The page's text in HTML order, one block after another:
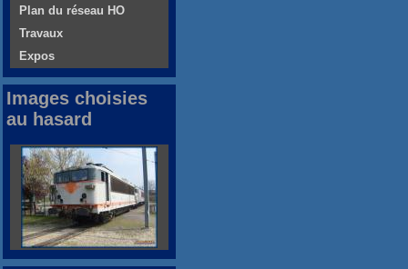
Plan du réseau HO
Travaux
Expos
Images choisies
au hasard